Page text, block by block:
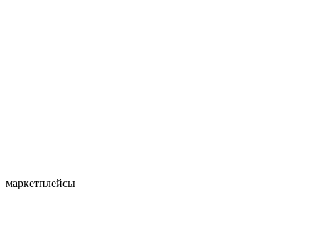
маркетплейсы